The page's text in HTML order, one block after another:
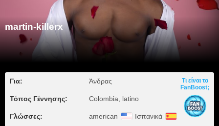
martin-killerx
Για: Άνδρας
Τόπος Γέννησης: Colombia, latino
Γλώσσες: american Ισπανικά
Τι είναι το
FanBoost;